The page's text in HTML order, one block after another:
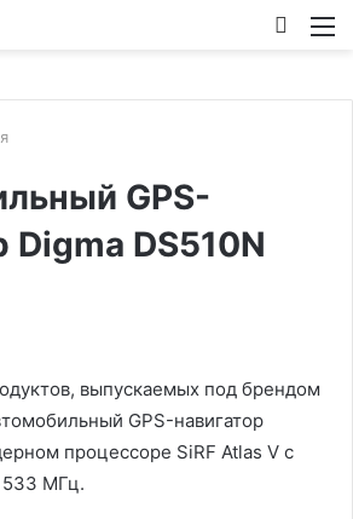
GPS-
Digma DS510N
выпускаемых под брендом
GPS-навигатор
процессоре SiRF Atlas V с
533 МГц.